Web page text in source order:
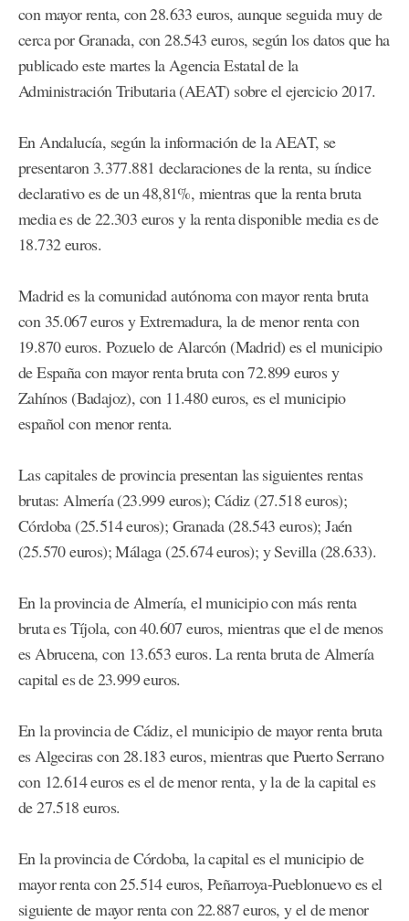
con mayor renta, con 28.633 euros, aunque seguida muy de
cerca por Granada, con 28.543 euros, según los datos que ha
publicado este martes la Agencia Estatal de la
Administración Tributaria (AEAT) sobre el ejercicio 2017.
En Andalucía, según la información de la AEAT, se
presentaron 3.377.881 declaraciones de la renta, su índice
declarativo es de un 48,81%, mientras que la renta bruta
media es de 22.303 euros y la renta disponible media es de
18.732 euros.
Madrid es la comunidad autónoma con mayor renta bruta
con 35.067 euros y Extremadura, la de menor renta con
19.870 euros. Pozuelo de Alarcón (Madrid) es el municipio
de España con mayor renta bruta con 72.899 euros y
Zahínos (Badajoz), con 11.480 euros, es el municipio
español con menor renta.
Las capitales de provincia presentan las siguientes rentas
brutas: Almería (23.999 euros); Cádiz (27.518 euros);
Córdoba (25.514 euros); Granada (28.543 euros); Jaén
(25.570 euros); Málaga (25.674 euros); y Sevilla (28.633).
En la provincia de Almería, el municipio con más renta
bruta es Tíjola, con 40.607 euros, mientras que el de menos
es Abrucena, con 13.653 euros. La renta bruta de Almería
capital es de 23.999 euros.
En la provincia de Cádiz, el municipio de mayor renta bruta
es Algeciras con 28.183 euros, mientras que Puerto Serrano
con 12.614 euros es el de menor renta, y la de la capital es
de 27.518 euros.
En la provincia de Córdoba, la capital es el municipio de
mayor renta con 25.514 euros, Peñarroya-Pueblonuevo es el
siguiente de mayor renta con 22.887 euros, y el de menor